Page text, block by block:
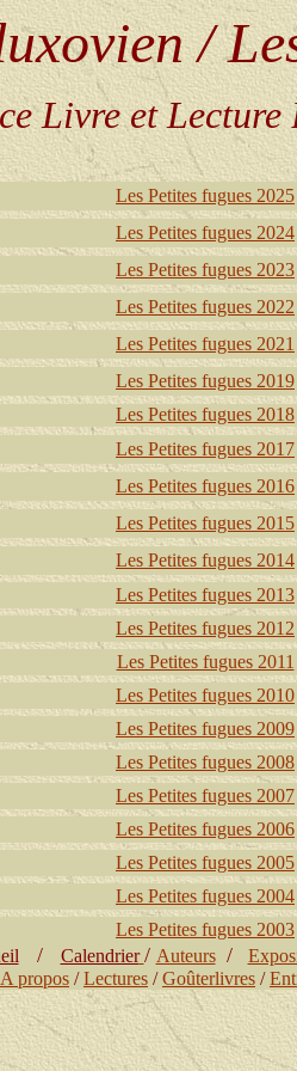
/
Livre et Lecture
Les Petites fugues 2025
Les Petites fugues 2024
Les Petites fugues 2023
Les Petites fugues 2022
Les Petites fugues 2021
Les Petites fugues 2019
Les Petites fugues 2018
Les Petites fugues 2017
Les Petites fugues 2016
Les Petites fugues 2015
Les Petites fugues 2014
Les Petites fugues 2013
Les Petites fugues 2012
Les Petites fugues 2011
Les Petites fugues 2010
Les Petites fugues 2009
Les Petites fugues 2008
Les Petites fugues 2007
Les Petites fugues 2006
Les Petites fugues 2005
Les Petites fugues 2004
Les Petites fugues 2003
/ Calendrier / Auteurs /
A propos /Lectures /Goûterlivres /